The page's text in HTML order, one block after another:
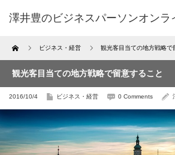
澤井豊のビジネスパーソンオンラ
Home ビジネス・経営 観光客目当ての地方戦略で
観光客目当ての地方戦略で留意すること
2016/10/4 ビジネス・経営 0 Comments